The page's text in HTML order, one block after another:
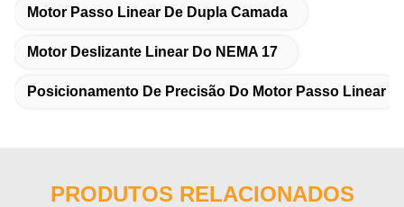
Motor Passo Linear De Dupla Camada
Motor Deslizante Linear Do NEMA 17
Posicionamento De Precisão Do Motor Passo Linear
PRODUTOS RELACIONADOS